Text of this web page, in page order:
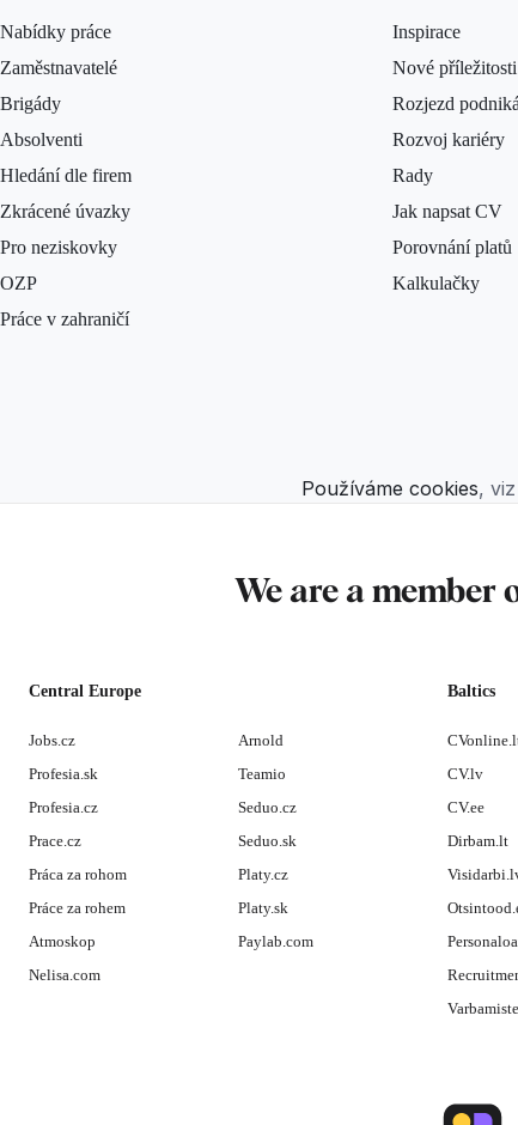
Nabídky práce
Zaměstnavatelé
Brigády
Absolventi
Hledání dle firem
Zkrácené úvazky
Pro neziskovky
OZP
Práce v zahraničí
Inspirace
Nové příležitosti
Rozjezd
Rozvoj kariéry
Rady
Jak napsat CV
Porovnání platů
Kalkulačky
Používáme cookies, viz
We are a member
Central Europe
Jobs.cz
Profesia.sk
Profesia.cz
Prace.cz
Práca za rohom
Práce za rohem
Atmoskop
Nelisa.com
Arnold
Teamio
Seduo.cz
Seduo.sk
Platy.cz
Platy.sk
Paylab.com
Baltics
CV.lv
CV.ee
Dirbam.lt